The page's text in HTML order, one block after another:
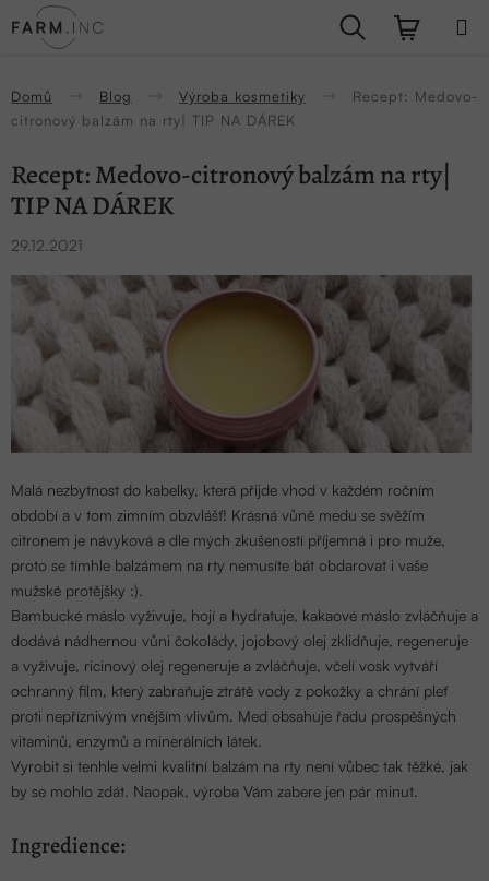
na
Hledat
Domů Blog Výroba kosmetiky
Recept: Medovo-
citronový balzám na rty| TIP NA DÁREK
Recept: Medovo-citronový balzám na rty|
TIP NA DÁREK
29.12.2021
Malá nezbytnost do kabelky, která přijde vhod v každém ročním
období a v tom zimním obzvlášť! Krásná vůně medu se svěžím
citronem je návyková a dle mých zkušeností příjemná i pro muže,
proto se tímhle balzámem na rty nemusíte bát obdarovat i vaše
mužské protějšky :).
Bambucké máslo vyživuje, hojí a hydratuje, kakaové máslo zvláčňuje a
dodává nádhernou vůni čokolády, jojobový olej zklidňuje, regeneruje
a vyživuje, ricinový olej regeneruje a zvláčňuje, včelí vosk vytváří
ochranný film, který zabraňuje ztrátě vody z pokožky a chrání pleť
proti nepříznivým vnějším vlivům. Med obsahuje řadu prospěšných
vitaminů, enzymů a minerálních látek.
Vyrobit si tenhle velmi kvalitní balzám na rty není vůbec tak těžké, jak
by se mohlo zdát. Naopak, výroba Vám zabere jen pár minut.
Ingredience: